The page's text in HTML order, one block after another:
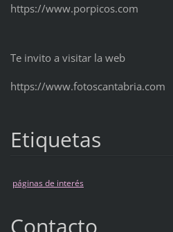
https://www.porpicos.com
Te invito a visitar la web
https://www.fotoscantabria.com
Etiquetas
páginas de interés
Contacto